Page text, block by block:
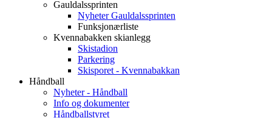
Gauldalssprinten
Nyheter Gauldalssprinten
Funksjonærliste
Kvennabakken skianlegg
Skistadion
Parkering
Skisporet - Kvennabakkan
Håndball
Nyheter - Håndball
Info og dokumenter
Håndballstyret